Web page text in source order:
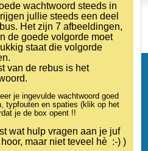
wachtwoord steeds in
jullie steeds een deel
Het zijn 7 afbeeldingen,
de goede volgorde moet
staat die volgorde
van de rebus is het
je ingevulde wachtwoord goed
typfouten en spaties (klik op het
je de box opent !!
wat hulp vragen aan je juf
maar niet teveel hè :-) )